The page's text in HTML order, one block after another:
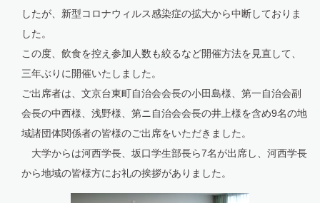
したが、新型コロナウィルス感染症の拡大から中断しておりま
した。
この度、飲食を控え参加人数も絞るなど開催方法を見直して、
三年ぶりに開催いたしました。
ご出席者は、文京台東町自治会会長の小田島様、第一自治会副
会長の中西様、浅野様、第ニ自治会会長の井上様を含め9名の地
域諸団体関係者の皆様のご出席をいただきました。
大学からは河西学長、坂口学生部長ら7名が出席し、河西学長
から地域の皆様方にお礼の挨拶がありました。